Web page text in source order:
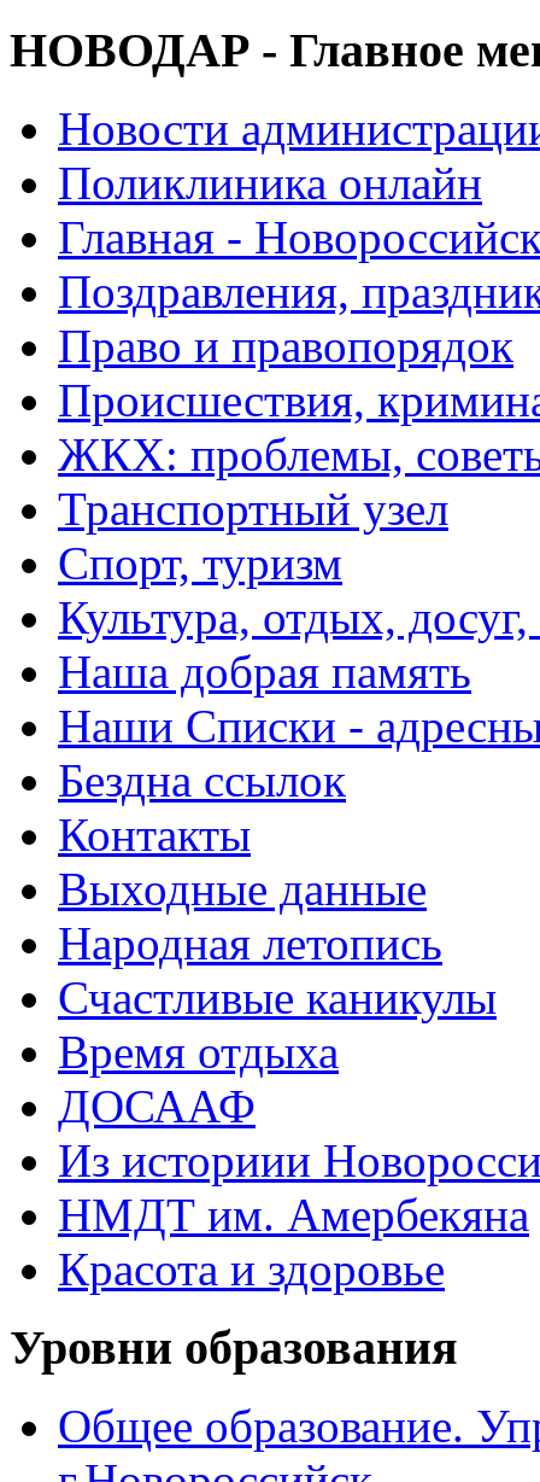
НОВОДАР - Главное
Новости
Поликлиника онлайн
Главная -
Поздравления,
Право и правопорядок
Происшествия,
ЖКХ: проблемы,
Транспортный узел
Спорт, туризм
Культура, отдых,
Наша добрая память
Наши Списки -
Бездна ссылок
Контакты
Выходные данные
Народная летопись
Счастливые каникулы
Время отдыха
ДОСААФ
Из историии
НМДТ им. Амербекяна
Красота и здоровье
Уровни образования
Общее образование.